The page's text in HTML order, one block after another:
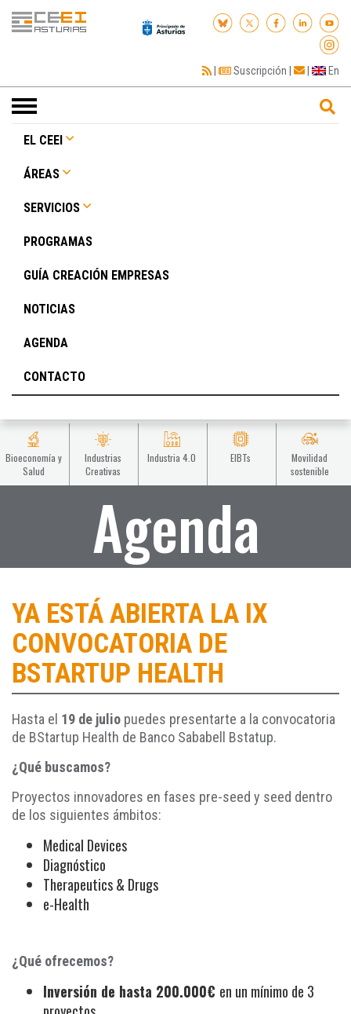
| Suscripción | | En
Toggle
navigation
EL CEEI
ÁREAS
SERVICIOS
PROGRAMAS
GUÍA CREACIÓN EMPRESAS
NOTICIAS
AGENDA
CONTACTO
Bioeconomía y
Salud
Industrias
Creativas
Industria 4.0 EIBTs
Movilidad
sostenible
Agenda
YA ESTÁ ABIERTA LA IX
CONVOCATORIA DE
BSTARTUP HEALTH
Hasta el 19 de julio puedes presentarte a la convocatoria
de BStartup Health de Banco Sababell Bstatup.
¿Qué buscamos?
Proyectos innovadores en fases pre-seed y seed dentro
de los siguientes ámbitos:
Medical Devices
Diagnóstico
Therapeutics & Drugs
e-Health
¿Qué ofrecemos?
Inversión de hasta 200.000€ en un mínimo de 3